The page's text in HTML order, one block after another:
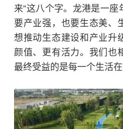
来”这八个字。龙港是一
要产业强，也要生态美、
想推动生态建设和产业升
颜值、更有活力。我们也
最终受益的是每一个生活在